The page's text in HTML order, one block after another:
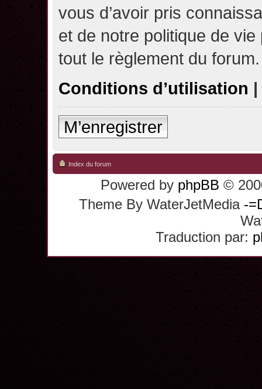
vous d’avoir pris
et de notre politique de
tout le règlement du forum.
Conditions d’utilisation |
M’enregistrer
Index du forum
Powered by phpBB ©
Theme By WaterJetMedia -
Traduction par: